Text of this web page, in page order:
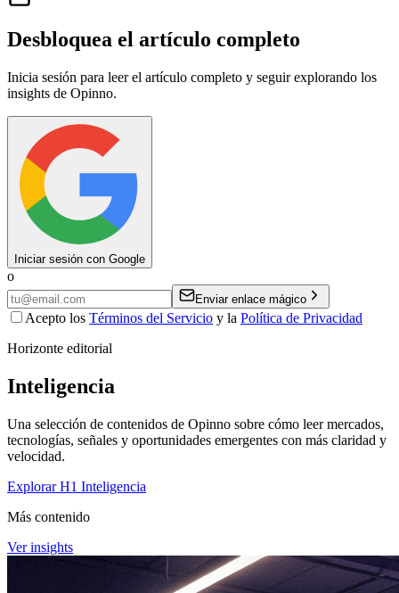
Desbloquea el artículo completo
Inicia sesión para leer el artículo completo y seguir explorando los
insights de Opinno.
Iniciar sesión con Google
o
Enviar enlace mágico
Acepto los Términos del Servicio y la Política de Privacidad
Horizonte editorial
Inteligencia
Una selección de contenidos de Opinno sobre cómo leer mercados,
tecnologías, señales y oportunidades emergentes con más claridad y
velocidad.
Explorar H1 Inteligencia
Más contenido
Ver insights